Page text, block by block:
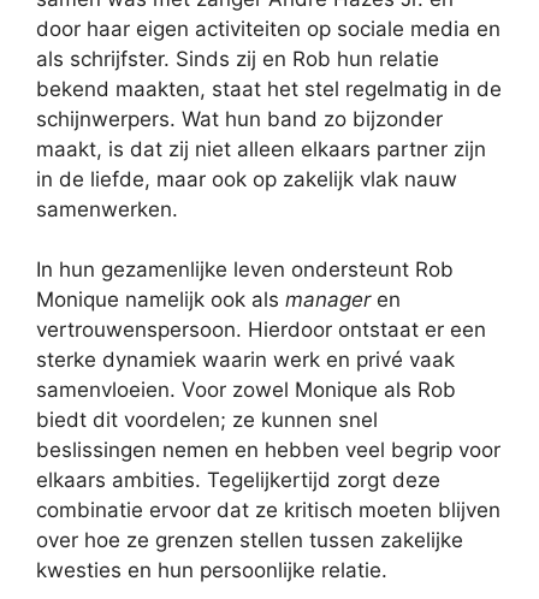
door haar eigen activiteiten op sociale media en
als schrijfster. Sinds zij en Rob hun relatie
bekend maakten, staat het stel regelmatig in de
schijnwerpers. Wat hun band zo bijzonder
maakt, is dat zij niet alleen elkaars partner zijn
in de liefde, maar ook op zakelijk vlak nauw
samenwerken.
In hun gezamenlijke leven ondersteunt Rob
Monique namelijk ook als manageren
vertrouwenspersoon. Hierdoor ontstaat er een
sterke dynamiek waarin werk en privé vaak
samenvloeien. Voor zowel Monique als Rob
biedt dit voordelen; ze kunnen snel
beslissingen nemen en hebben veel begrip voor
elkaars ambities. Tegelijkertijd zorgt deze
combinatie ervoor dat ze kritisch moeten blijven
over hoe ze grenzen stellen tussen zakelijke
kwesties en hun persoonlijke relatie.